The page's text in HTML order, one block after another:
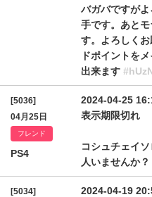
バガバですが
手です。あと
す。よろしく
ドポイントを
出来ます
[5036]
04月25日
フレンド
PS4
2024-04-25
表示期限切れ
コシュチェイ
人いませんか？
[5034]
2024-04-19